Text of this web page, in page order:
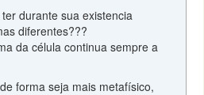
durante sua existencia
diferentes???
da célula continua sempre a
forma seja mais metafísico,